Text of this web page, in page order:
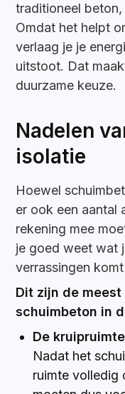
traditioneel
Omdat het helpt
verlaag je je
uitstoot. Dat
duurzame keuze.
Nadelen
isolatie
Hoewel
er ook een aantal
rekening mee
je goed weet wat
verrassingen
Dit zijn de
schuimbeton in
De
Nadat het
ruimte volledig